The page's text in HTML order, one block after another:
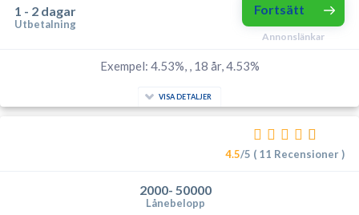
1 - 2 dagar
Utbetalning
Fortsätt
Annonslänkar
Exempel: 4.53%, , 18 år, 4.53%
VISA DETALJER
4.5/5 ( 11 Recensioner )
2000- 50000
Lånebelopp